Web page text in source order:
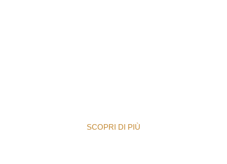
SCOPRI DI PIÙ